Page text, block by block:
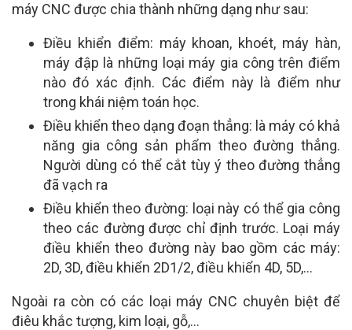
máy CNC được chia thành những dạng như sau:
Điều khiển điểm: máy khoan, khoét, máy hàn,
máy đập là những loại máy gia công trên điểm
nào đó xác định. Các điểm này là điểm như
trong khái niệm toán học.
Điều khiển theo dạng đoạn thẳng: là máy có khả
năng gia công sản phẩm theo đường thẳng.
Người dùng có thể cắt tùy ý theo đường thẳng
đã vạch ra
Điều khiển theo đường: loại này có thể gia công
theo các đường được chỉ định trước. Loại máy
điều khiển theo đường này bao gồm các máy:
2D, 3D, điều khiển 2D1/2, điều khiển 4D, 5D,…
Ngoài ra còn có các loại máy CNC chuyên biệt để
điêu khắc tượng, kim loại, gỗ,…